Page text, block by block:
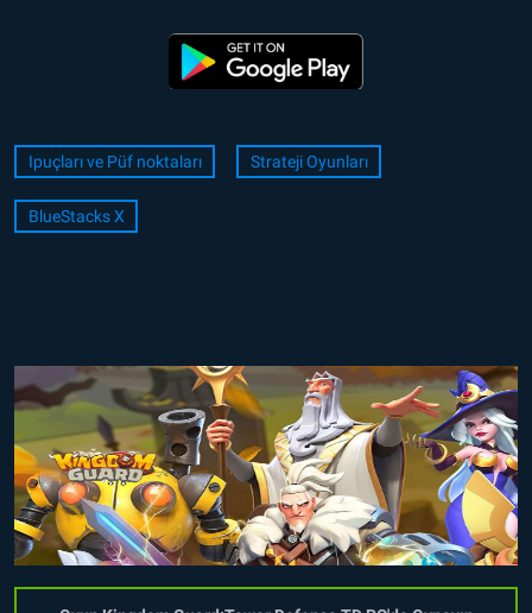
Ipuçları ve Püf noktaları Strateji Oyunları
BlueStacks X